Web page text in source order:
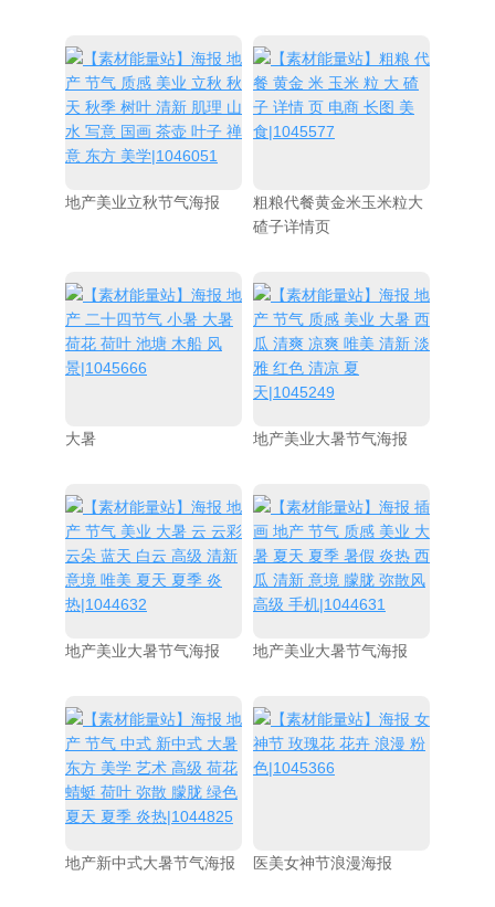
地产美业立秋节气海报
粗粮代餐黄金米玉米粒大
碴子详情页
大暑 地产美业大暑节气海报
地产美业大暑节气海报 地产美业大暑节气海报
地产新中式大暑节气海报 医美女神节浪漫海报